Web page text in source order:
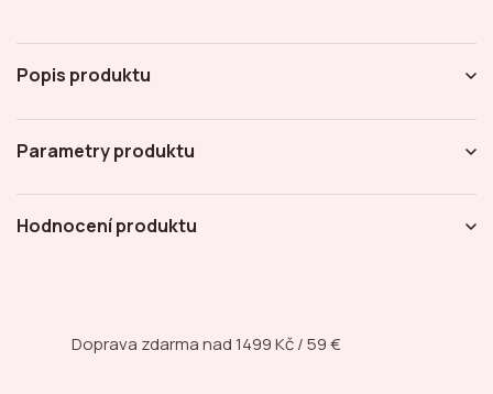
Popis produktu
Parametry produktu
Hodnocení produktu
Doprava zdarma nad1499 Kč / 59 €